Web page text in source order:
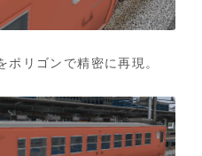
リゴンで精密に再現。